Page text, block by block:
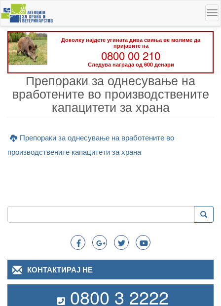
Skip
to
main
content
Доколку најдете угината дива свиња ве молиме да
пријавите на
0800 00 210
Следува награда од 600 денари
Препораки за однесување на
вработените во производствените
капацитети за храна
Препораки за однесување на вработените во
производствените капацитети за храна
Search
Пребарување
КОНТАКТИРАЈ НЕ
0800 3 2222